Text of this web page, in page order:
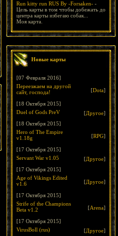
Run kitty run RUS By -Forsaken- -
Цель карты в том чтобы добежать до
центра карты избегаю собак...
Моя карта.
Новые карты
[07 Февраля 2016]
Переезжаем на другой
сайт, господа!
[Dota]
[18 Октября 2015]
Duel of Gods PreV
[Другое]
[18 Октября 2015]
Hero of The Empire
v1.18g
[RPG]
[17 Октября 2015]
Servant War v1.05
[Другое]
[17 Октября 2015]
Age of Vikings Edited
v1.6
[Другое]
[17 Октября 2015]
Strife of the Champions
Beta v1.2
[Arena]
[17 Октября 2015]
VirusBoll (rus)
[Другое]